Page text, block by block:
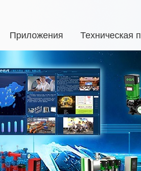
Приложения Техническая